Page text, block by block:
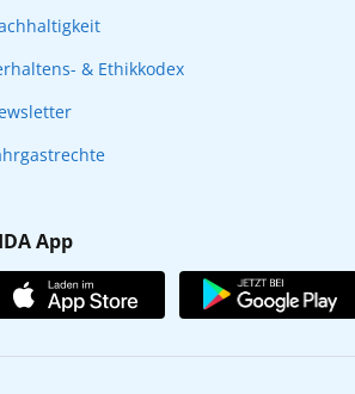
& Ethikkodex
App